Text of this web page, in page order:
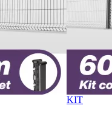
KIT